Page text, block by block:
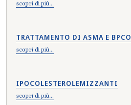
scopri di più...
TRATTAMENTO DI ASMA E BPCO
scopri di più...
IPOCOLESTEROLEMIZZANTI
scopri di più...